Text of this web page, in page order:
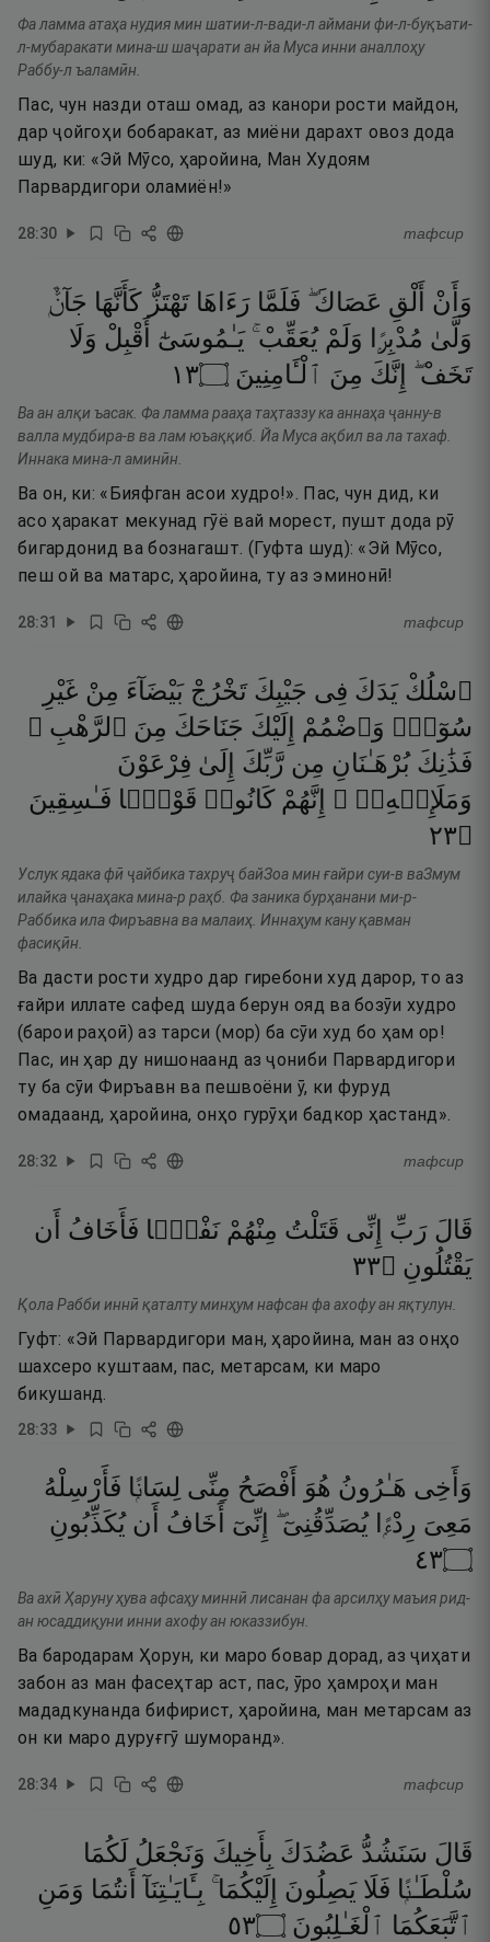
Фа ламма атаҳа нудия мин шатии-л-вади-л аймани фи-л-буқъати-
л-мубаракати мина-ш шаҷарати ан йа Муса инни аналлоҳу
Раббу-л ъаламӣн.
Пас, чун назди оташ омад, аз канори рости майдон,
дар ҷойгоҳи бобаракат, аз миёни дарахт овоз дода
шуд, ки: «Эй Мӯсо, ҳаройина, Ман Худоям
Парвардигори оламиён!»
28:30 тафсир
وَأَنْ أَلْقِ عَصَاكَ ۖ فَلَمَّا رَءَاهَا تَهْتَزُّ كَأَنَّهَا جَآنٌّۭ
وَلَّىٰ مُدْبِرًۭا وَلَمْ يُعَقِّبْ ۚ يَـٰمُوسَىٰٓ أَقْبِلْ وَلَا
تَخَفْ ۖ إِنَّكَ مِنَ ٱلْـَٔامِنِينَ ۝٣١
Ва ан алқи ъасак. Фа ламма рааҳа таҳтаззу ка аннаҳа ҷанну-в
валла мудбира-в ва лам юъаққиб. Йа Муса ақбил ва ла тахаф.
Иннака мина-л аминӣн.
Ва он, ки: «Бияфган асои худро!». Пас, чун дид, ки
асо ҳаракат мекунад гӯё вай морест, пушт дода рӯ
бигардонид ва бознагашт. (Гуфта шуд): «Эй Мӯсо,
пеш ой ва матарс, ҳаройина, ту аз эминонӣ!
28:31 тафсир
ٱسْلُكْ يَدَكَ فِى جَيْبِكَ تَخْرُجْ بَيْضَآءَ مِنْ غَيْرِ
سُوٓءٍۢ وَٱضْمُمْ إِلَيْكَ جَنَاحَكَ مِنَ ٱلرَّهْبِ ۖ
فَذَٰنِكَ بُرْهَـٰنَانِ مِن رَّبِّكَ إِلَىٰ فِرْعَوْنَ
وَمَلَإِي۟هِۦٓ ۚ إِنَّهُمْ كَانُوا۟ قَوْمًۭا فَـٰسِقِينَ
۝٣٢
Услук ядака фӣ ҷайбика тахруҷ байЗоа мин ғайри суи-в ваЗмум
илайка ҷанаҳака мина-р раҳб. Фа заника бурҳанани ми-р-
Раббика ила Фиръавна ва малаиҳ. Иннаҳум кану қавман
фасиқӣн.
Ва дасти рости худро дар гиребони худ дарор, то аз
ғайри иллате сафед шуда берун ояд ва бозӯи худро
(барои раҳоӣ) аз тарси (мор) ба сӯи худ бо ҳам ор!
Пас, ин ҳар ду нишонаанд аз ҷониби Парвардигори
ту ба сӯи Фиръавн ва пешвоёни ӯ, ки фуруд
омадаанд, ҳаройина, онҳо гурӯҳи бадкор ҳастанд».
28:32 тафсир
قَالَ رَبِّ إِنِّى قَتَلْتُ مِنْهُمْ نَفْسًۭا فَأَخَافُ
أَن
يَقْتُلُونِ ۝٣٣
Қола Рабби иннӣ қаталту минҳум нафсан фа ахофу ан яқтулун.
Гуфт: «Эй Парвардигори ман, ҳаройина, ман аз онҳо
шахсеро куштаам, пас, метарсам, ки маро
бикушанд.
28:33
وَأَخِى هَـٰرُونُ هُوَ أَفْصَحُ مِنِّى لِسَانًۭا فَأَرْسِلْهُ
مَعِىَ رِدْءًۭا يُصَدِّقُنِىٓ ۖ إِنِّىٓ أَخَافُ أَن يُكَذِّبُونِ
۝٣٤
Ва ахӣ Ҳаруну ҳува афсаҳу миннӣ лисанан фа арсилҳу маъия рид-
ан юсаддиқуни инни ахофу ан юказзибун.
Ва бародарам Ҳорун, ки маро бовар дорад, аз ҷиҳати
забон аз ман фасеҳтар аст, пас, ӯро ҳамроҳи ман
мададкунанда бифирист, ҳаройина, ман метарсам аз
он ки маро дуруғгӯ шуморанд».
28:34 тафсир
قَالَ سَنَشُدُّ عَضُدَكَ بِأَخِيكَ وَنَجْعَلُ لَكُمَا
سُلْطَـٰنًۭا فَلَا يَصِلُونَ إِلَيْكُمَا ۚ بِـَٔايَـٰتِنَآ أَنتُمَا وَمَنِ
ٱتَّبَعَكُمَا ٱلْغَـٰلِبُونَ ۝٣٥